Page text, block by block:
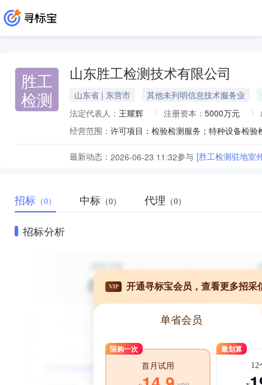
胜工
检测
山东胜工检测技术有限公司
山东省 | 东营市 其他未列明信息技术服务业
法定代表人： 王耀辉 注册资本： 5000万元
经营范围：
最新动态： 2026-06-23 11:32参与 [胜工检测驻地室
招标 （0） 中标 （0） 代理 （0）
招标分析
VIP 开通寻标宝会员，查看更多招采
单省会员
限购一次
首月试用
最划算
12